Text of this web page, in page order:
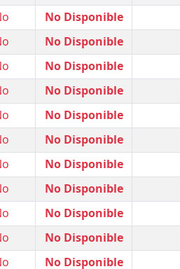
No Disponible
No Disponible
No Disponible
No Disponible
No Disponible
No Disponible
No Disponible
No Disponible
No Disponible
No Disponible
No Disponible